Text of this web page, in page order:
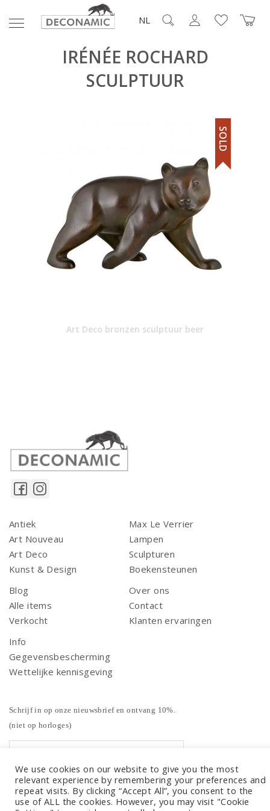
NL
IRÉNÉE ROCHARD
SCULPTUUR
Art Deco bronzen sculptuur beer
SOLD
Antiek
Art Nouveau
Art Deco
Kunst & Design
Max Le Verrier
Lampen
Sculpturen
Boekensteunen
Blog
Alle items
Verkocht
Over ons
Contact
Klanten ervaringen
Info
Gegevensbescherming
Wettelijke kennisgeving
Schrijf in op onze nieuwsbrief en ontvang 10%.
(niet op horloges)
We use cookies on our website to give you the most
relevant experience by remembering your preferences and
repeat visits. By clicking “Accept All”, you consent to the
use of ALL the cookies. However, you may visit "Cookie